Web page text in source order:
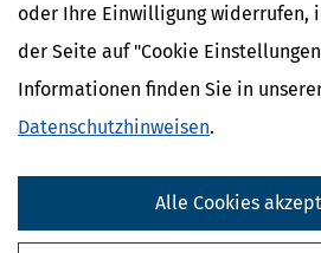
oder Ihre Einwilligung widerrufen,
der Seite auf "Cookie
Informationen finden Sie in
Datenschutzhinweisen.
Alle Cookies
Finanzämter in Deutschland
Finanzämter in Rheinland-Pfalz